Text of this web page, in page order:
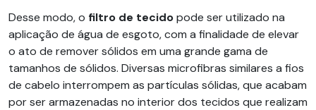
Desse modo, o filtro de tecidopode ser utilizado na
aplicação de água de esgoto, com a finalidade de elevar
o ato de remover sólidos em uma grande gama de
tamanhos de sólidos. Diversas microfibras similares a fios
de cabelo interrompem as partículas sólidas, que acabam
por ser armazenadas no interior dos tecidos que realizam